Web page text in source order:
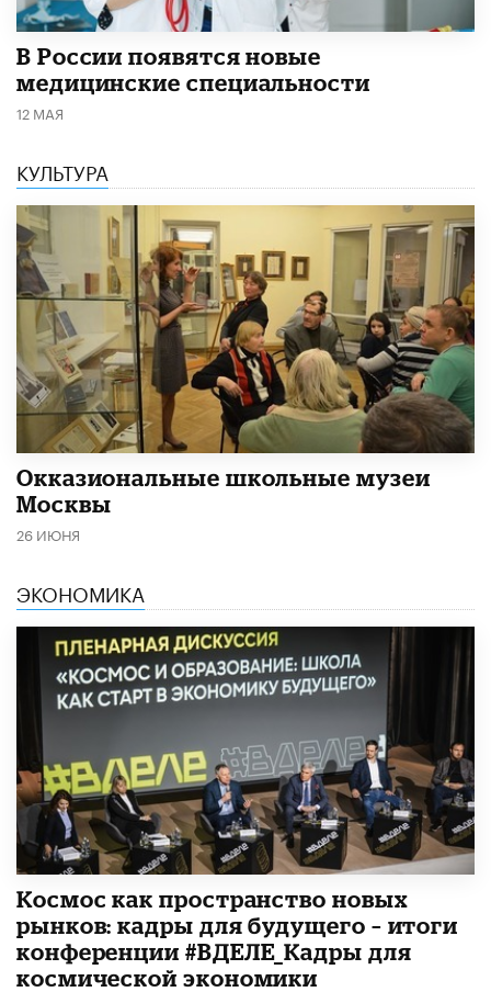
В России появятся новые
медицинские специальности
12 МАЯ
КУЛЬТУРА
​Окказиональные школьные музеи
Москвы
26 ИЮНЯ
ЭКОНОМИКА
Космос как пространство новых
рынков: кадры для будущего – итоги
конференции #ВДЕЛЕ_Кадры для
космической экономики